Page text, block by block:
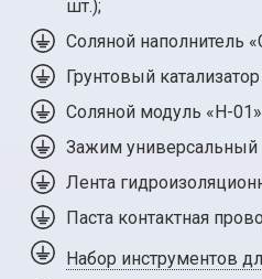
шт.);
Соляной наполнитель
Грунтовый
Соляной модуль «Н-
Зажим универсальный
Лента
Паста контактная
Набор инструментов